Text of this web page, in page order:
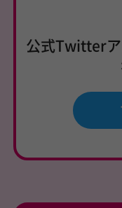
公式Twitter